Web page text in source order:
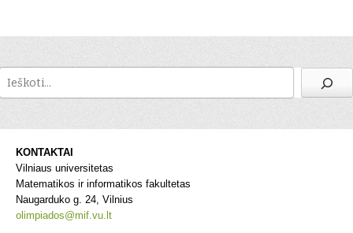
Paieška
KONTAKTAI
Vilniaus universitetas
Matematikos ir informatikos fakultetas
olimpiados@mif.vu.lt